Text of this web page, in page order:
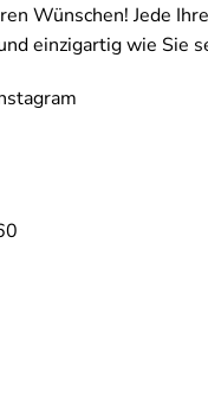
Wünschen! Jede
einzigartig wie Sie